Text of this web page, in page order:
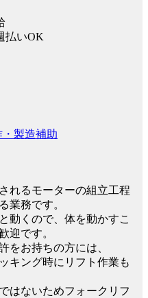
払いOK
製造補助
れるモーターの組立工程
業務です。
動くので、体を動かすこ
迎です。
をお持ちの方には、
キング時にリフト作業も
はないためフォークリフ